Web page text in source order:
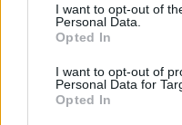
cualquier momento
visitando nuestra política
I want to opt-out of
Personal Data.
Opted In
I want to opt-out of
Personal Data for
Opted In